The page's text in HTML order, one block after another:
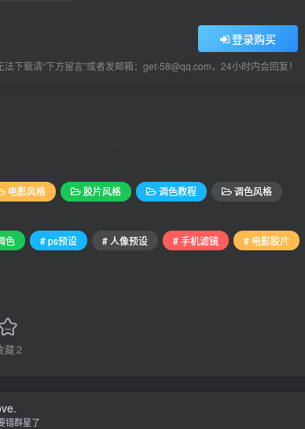
登录购买
下载请“下方留言”或者发邮箱：get-58@qq.com，24小时内会回复！
电影风格 胶片风格 调色教程
调色风格
色 # ps预设 # 人像预设 # 手机滤镜 # 电影胶片
藏2
错群星了